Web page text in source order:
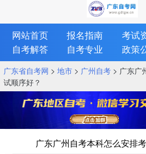
网站首页 报名指南 考试
自考解答
自考专业 政策
广东省自考网 > 地市> 广州自考> 广东广
试顺序好？
广东广州自考本科怎么安排